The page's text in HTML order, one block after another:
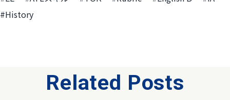
#History
Related Posts